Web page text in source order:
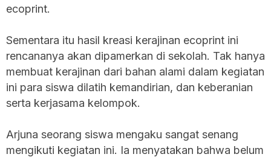
ecoprint.
Sementara itu hasil kreasi kerajinan ecoprint ini
rencananya akan dipamerkan di sekolah. Tak hanya
membuat kerajinan dari bahan alami dalam kegiatan
ini para siswa dilatih kemandirian, dan keberanian
serta kerjasama kelompok.
Arjuna seorang siswa mengaku sangat senang
mengikuti kegiatan ini. Ia menyatakan bahwa belum